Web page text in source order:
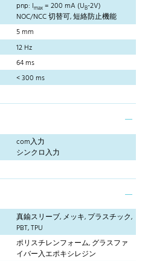
pnp: Imax = 200 mA (UB-2V)
NOC/NCC 切替可, 短絡防止機能
5 mm
12 Hz
64 ms
< 300 ms
com入力
シンクロ入力
真鍮スリーブ, メッキ, プラスチック,
PBT, TPU
ポリスチレンフォーム, グラスファ
イバー入エポキシレジン